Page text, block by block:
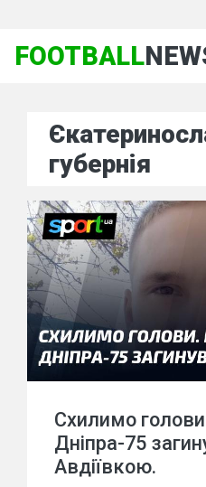
FOOTBALL
губернія
Схилимо
Дніпра-75
Авдіївкою.